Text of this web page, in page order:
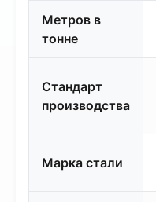
Метров в
тонне
Стандарт
производства
Марка стали